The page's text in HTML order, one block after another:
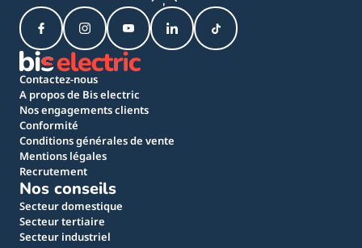
Contactez-nous
A propos de Bis electric
Nos engagements clients
Conformité
Conditions générales de vente
Mentions légales
Recrutement
Nos conseils
Secteur domestique
Secteur tertiaire
Secteur industriel